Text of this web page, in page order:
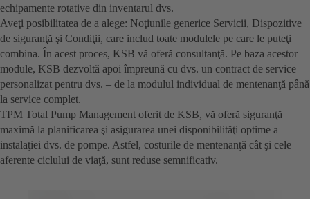
echipamente rotative din inventarul dvs.
Aveţi posibilitatea de a alege: Noţiunile generice Servicii, Dispozitive
de siguranţă şi Condiţii, care includ toate modulele pe care le puteţi
combina. În acest proces, KSB vă oferă consultanţă. Pe baza acestor
module, KSB dezvoltă apoi împreună cu dvs. un contract de service
personalizat pentru dvs. – de la modulul individual de mentenanţă până
la service complet.
TPM Total Pump Management oferit de KSB, vă oferă siguranţă
maximă la planificarea şi asigurarea unei disponibilităţi optime a
instalaţiei dvs. de pompe. Astfel, costurile de mentenanţă cât şi cele
aferente ciclului de viaţă, sunt reduse semnificativ.